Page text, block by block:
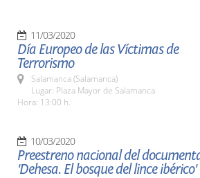
11/03/2020
Día Europeo de las Víctimas de
Terrorismo
Salamanca (Salamanca)
Lugar: Plaza Mayor de Salamanca
Hora: 13:00 h.
10/03/2020
Preestreno nacional del
'Dehesa. El bosque del lince ibérico'